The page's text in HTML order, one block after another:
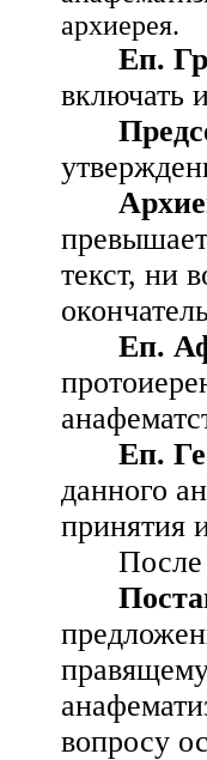
архиерея.
Еп.
включать
текст, ни
Еп.
Еп.
данного
принятия
После
вопросу